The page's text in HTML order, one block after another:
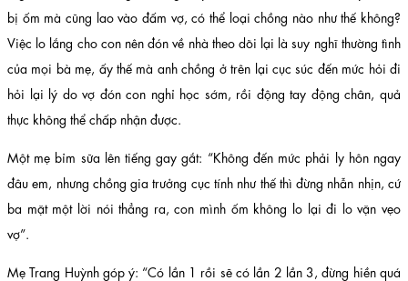
bị ốm mà cũng lao vào đấm vợ, có thể loại chồng nào như thế không?
Việc lo lắng cho con nên đón về nhà theo dõi lại là suy nghĩ thường tình
của mọi bà mẹ, ấy thế mà anh chồng ở trên lại cục súc đến mức hỏi đi
hỏi lại lý do vợ đón con nghỉ học sớm, rồi động tay động chân, quả
thực không thể chấp nhận được.
Một mẹ bỉm sữa lên tiếng gay gắt: “Không đến mức phải ly hôn ngay
đâu em, nhưng chồng gia trưởng cục tính như thế thì đừng nhẫn nhịn, cứ
ba mặt một lời nói thẳng ra, con mình ốm không lo lại đi lo vặn vẹo
vợ”.
Mẹ Trang Huỳnh góp ý: “Có lần 1 rồi sẽ có lần 2 lần 3, đừng hiền quá